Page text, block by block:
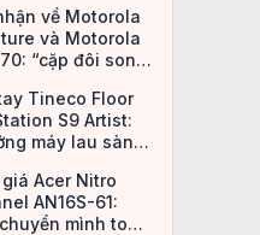
bao hợp lý cho
xê dịch
về Motorola
và Motorola
“cặp đôi song
lượng
Tineco Floor
S9 Artist:
máy lau sàn
Acer Nitro
AN16S-61:
mình toàn